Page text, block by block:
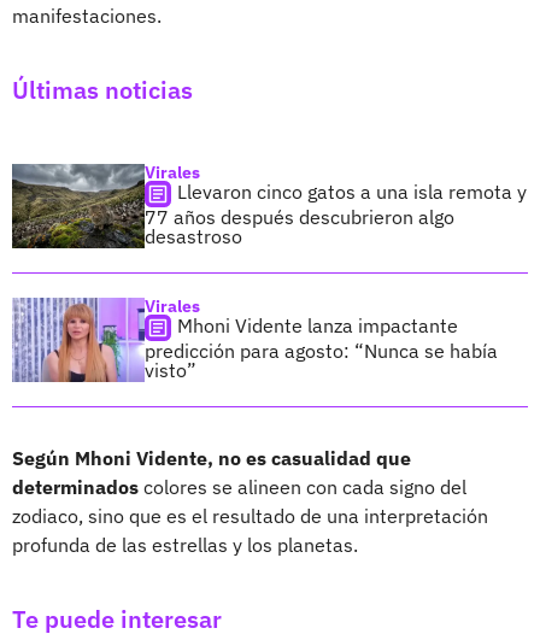
manifestaciones.
Últimas noticias
Virales
Llevaron cinco gatos a una isla remota y
77 años después descubrieron algo
desastroso
Virales
Mhoni Vidente lanza impactante
predicción para agosto: “Nunca se había
visto”
Según Mhoni Vidente, no es casualidad que
determinados colores se alineen con cada signo del
zodiaco, sino que es el resultado de una interpretación
profunda de las estrellas y los planetas.
Te puede interesar